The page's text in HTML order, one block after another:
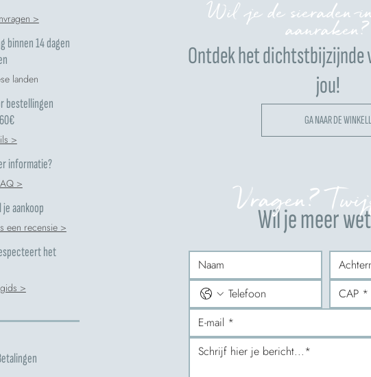
>
binnen 14 dagen
landen
bestellingen
>
informatie?
>
aankoop
een recensie >
het
>
Wil je de sieraden
aanraken?
Ontdek het dichtstbijzijnde
jou!
GA NAAR DE
Wil je meer
Vragen?